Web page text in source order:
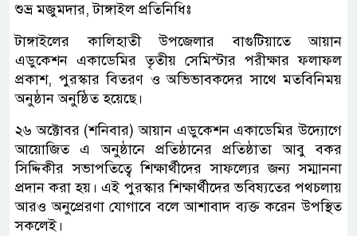
শুভ্র মজুমদার, টাঙ্গাইল প্রতিনিধিঃ
টাঙ্গাইলের কালিহাতী উপজেলার বাগুটিয়াতে আয়ান
এডুকেশন একাডেমির তৃতীয় সেমিস্টার পরীক্ষার ফলাফল
প্রকাশ, পুরস্কার বিতরণ ও অভিভাবকদের সাথে মতবিনিময়
অনুষ্ঠান অনুষ্ঠিত হয়েছে।
২৬ অক্টোবর (শনিবার) আয়ান এডুকেশন একাডেমির উদ্যোগে
আয়োজিত এ অনুষ্ঠানে প্রতিষ্ঠানের প্রতিষ্ঠাতা আবু বকর
সিদ্দিকীর সভাপতিত্বে শিক্ষার্থীদের সাফল্যের জন্য সম্মাননা
প্রদান করা হয়। এই পুরস্কার শিক্ষার্থীদের ভবিষ্যতের পথচলায়
আরও অনুপ্রেরণা যোগাবে বলে আশাবাদ ব্যক্ত করেন উপস্থিত
সকলেই।